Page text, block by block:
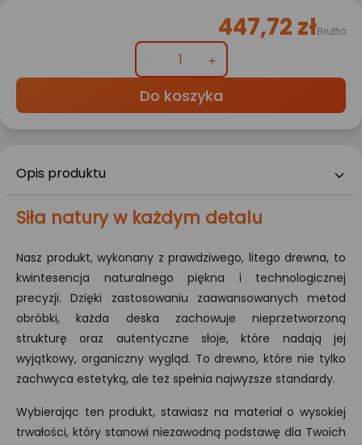
447,72 złBrutto
Do koszyka
Opis produktu
Siła natury w każdym detalu
Nasz produkt, wykonany z prawdziwego, litego drewna, to
kwintesencja naturalnego piękna i technologicznej
precyzji. Dzięki zastosowaniu zaawansowanych metod
obróbki, każda deska zachowuje nieprzetworzoną
strukturę oraz autentyczne słoje, które nadają jej
wyjątkowy, organiczny wygląd. To drewno, które nie tylko
zachwyca estetyką, ale też spełnia najwyższe standardy.
Wybierając ten produkt, stawiasz na materiał o wysokiej
trwałości, który stanowi niezawodną podstawę dla Twoich